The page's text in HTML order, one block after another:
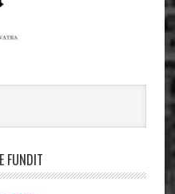
FUNDIT